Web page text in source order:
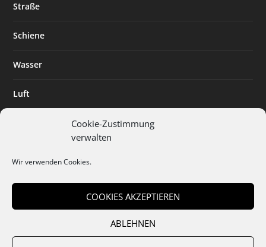
Cookie-Zustimmung
verwalten
Wir verwenden Cookies.
COOKIES AKZEPTIEREN
ABLEHNEN
Straße
Schiene
Wasser
Luft
Digitalisierung